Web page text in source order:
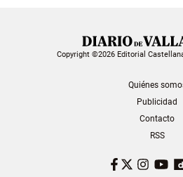
Copyright ©2026 Editorial
Quiénes
Publicidad
Contacto
RSS
Facebook
Twitter